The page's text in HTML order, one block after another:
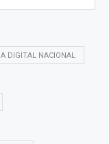
DIGITAL NACIONAL